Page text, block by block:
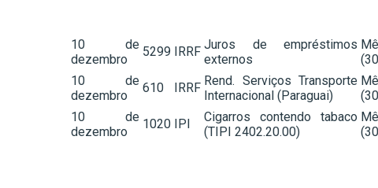
10 de
dezembro
5299 IRRF Juros de empréstimos
externos
10 de
dezembro
610 IRRF Rend. Serviços Transporte
Internacional (Paraguai)
10 de
dezembro
1020 IPI
Cigarros contendo tabaco
(TIPI 2402.20.00)